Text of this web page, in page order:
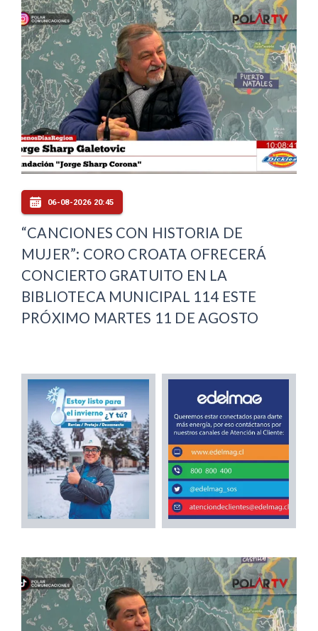
06-08-2026 20:45
“CANCIONES CON HISTORIA DE
MUJER”: CORO CROATA OFRECERÁ
CONCIERTO GRATUITO EN LA
BIBLIOTECA MUNICIPAL 114 ESTE
PRÓXIMO MARTES 11 DE AGOSTO